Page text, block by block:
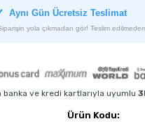
Aynı Gün Ücretsiz Teslimat
yola çıkmadan gör! Teslim
banka ve kredi kartlarıyla uyumlu
Ürün Kodu: